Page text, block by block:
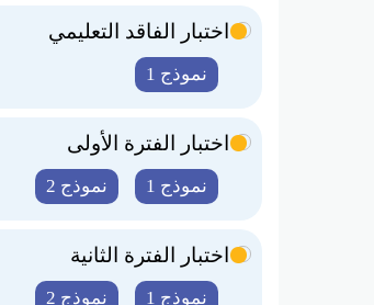
اختبار الفاقد التعليمي
نموذج 1
اختبار الفترة الأولى
نموذج 1 نموذج 2
اختبار الفترة الثانية
نموذج 1 نموذج 2